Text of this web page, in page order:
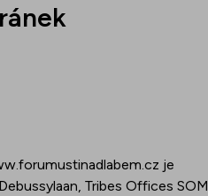
je
Tribes Offices SOM